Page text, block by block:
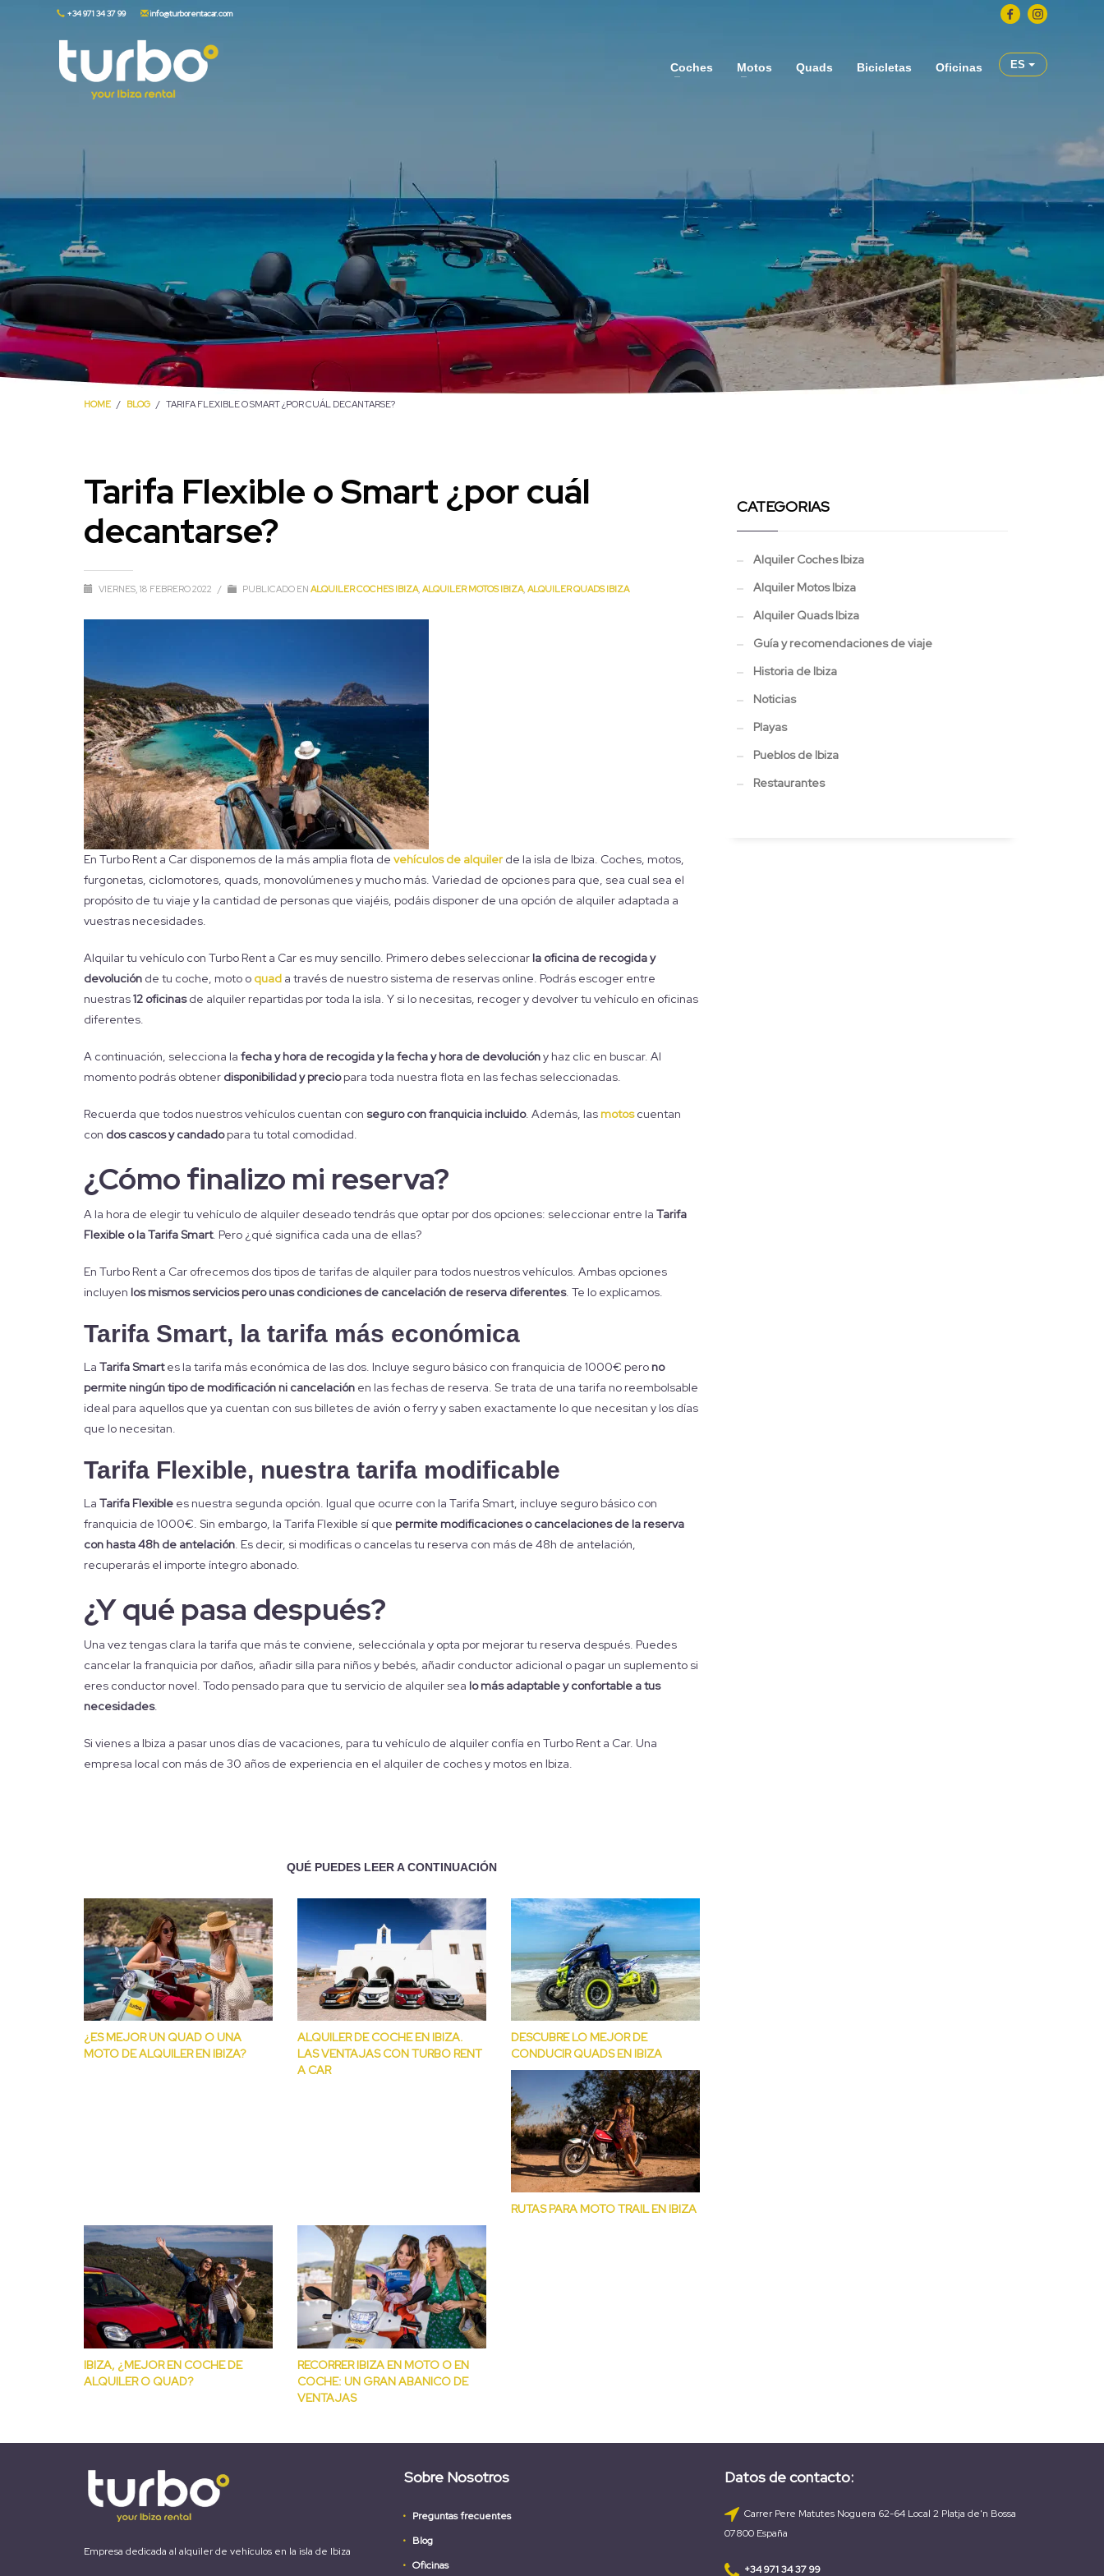
+34 971 34 37 99 info@turborentacar.com
Coches Motos Quads Bicicletas Oficinas ES
HOME BLOG TARIFA FLEXIBLE O SMART ¿POR CUÁL DECANTARSE?
Tarifa Flexible o Smart ¿por cuál
decantarse?
VIERNES, 18 FEBRERO 2022 / PUBLICADO EN ALQUILER COCHES IBIZA, ALQUILER MOTOS IBIZA, ALQUILER QUADS IBIZA
En Turbo Rent a Car disponemos de la más amplia flota de vehículos de alquiler de la isla de Ibiza. Coches, motos,
furgonetas, ciclomotores, quads, monovolúmenes y mucho más. Variedad de opciones para que, sea cual sea el
propósito de tu viaje y la cantidad de personas que viajéis, podáis disponer de una opción de alquiler adaptada a
vuestras necesidades.
Alquilar tu vehículo con Turbo Rent a Car es muy sencillo. Primero debes seleccionar la oficina de recogida y
devolución de tu coche, moto o quad a través de nuestro sistema de reservas online. Podrás escoger entre
nuestras12 oficinasde alquiler repartidas por toda la isla. Y si lo necesitas, recoger y devolver tu vehículo en oficinas
diferentes.
A continuación, selecciona la fecha y hora de recogida y la fecha y hora de devolucióny haz clic en buscar. Al
momento podrás obtener disponibilidad y preciopara toda nuestra flota en las fechas seleccionadas.
Recuerda que todos nuestros vehículos cuentan con seguro con franquicia incluido. Además, las motoscuentan
con dos cascos y candadopara tu total comodidad.
¿Cómo finalizo mi reserva?
A la hora de elegir tu vehículo de alquiler deseado tendrás que optar por dos opciones: seleccionar entre la Tarifa
Flexible o la Tarifa Smart. Pero ¿qué significa cada una de ellas?
En Turbo Rent a Car ofrecemos dos tipos de tarifas de alquiler para todos nuestros vehículos. Ambas opciones
incluyen los mismos servicios pero unas condiciones de cancelación de reserva diferentes. Te lo explicamos.
Tarifa Smart, la tarifa más económica
La Tarifa Smartes la tarifa más económica de las dos. Incluye seguro básico con franquicia de 1000€ pero no
permite ningún tipo de modificación ni cancelación en las fechas de reserva. Se trata de una tarifa no reembolsable
ideal para aquellos que ya cuentan con sus billetes de avión o ferry y saben exactamente lo que necesitan y los días
que lo necesitan.
Tarifa Flexible, nuestra tarifa modificable
La Tarifa Flexible es nuestra segunda opción. Igual que ocurre con la Tarifa Smart, incluye seguro básico con
franquicia de 1000€. Sin embargo, la Tarifa Flexible sí que permite modificaciones o cancelaciones de la reserva
con hasta 48h de antelación. Es decir, si modificas o cancelas tu reserva con más de 48h de antelación,
recuperarás el importe íntegro abonado.
¿Y qué pasa después?
Una vez tengas clara la tarifa que más te conviene, selecciónala y opta por mejorar tu reserva después. Puedes
cancelar la franquicia por daños, añadir silla para niños y bebés, añadir conductor adicional o pagar un suplemento si
eres conductor novel. Todo pensado para que tu servicio de alquiler sea lo más adaptable y confortable a tus
necesidades.
Si vienes a Ibiza a pasar unos días de vacaciones, para tu vehículo de alquiler confía en Turbo Rent a Car. Una
empresa local con más de 30 años de experiencia en el alquiler de coches y motos en Ibiza.
QUÉ PUEDES LEER A CONTINUACIÓN
¿ES MEJOR UN QUAD O UNA
MOTO DE ALQUILER EN IBIZA?
ALQUILER DE COCHE EN IBIZA.
LAS VENTAJAS CON TURBO RENT
A CAR
DESCUBRE LO MEJOR DE
CONDUCIR QUADS EN IBIZA
RUTAS PARA MOTO TRAIL EN IBIZA
IBIZA, ¿MEJOR EN COCHE DE
ALQUILER O QUAD?
RECORRER IBIZA EN MOTO O EN
COCHE: UN GRAN ABANICO DE
VENTAJAS
CATEGORIAS
Alquiler Coches Ibiza
Alquiler Motos Ibiza
Alquiler Quads Ibiza
Guía y recomendaciones de viaje
Historia de Ibiza
Noticias
Playas
Pueblos de Ibiza
Restaurantes
Empresa dedicada al alquiler de vehículos en la isla de Ibiza
Sobre Nosotros
Preguntas frecuentes
Blog
Oficinas
Datos de contacto:
Carrer Pere Matutes Noguera 62-64 Local 2 Platja de'n Bossa
07800 España
+34 971 34 37 99